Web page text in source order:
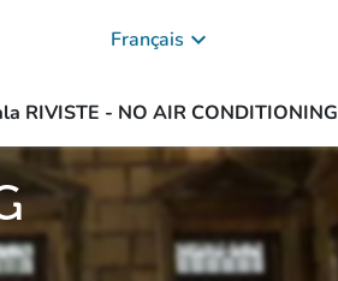
Français keyboard_arrow_down
RIVISTE - NO AIR CONDITIONING